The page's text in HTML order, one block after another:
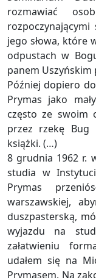
rozmawiać
jego słowa, które
odpustach w
panem Uszyńskim
Później dopiero
Prymas jako
często ze swoim
przez rzekę Bug
książki. (…)
8 grudnia 1962 r.
studia w
Prymas
warszawskiej,
duszpasterską,
wyjazdu na
załatwieniu
udałem się na
Prymasem. Na